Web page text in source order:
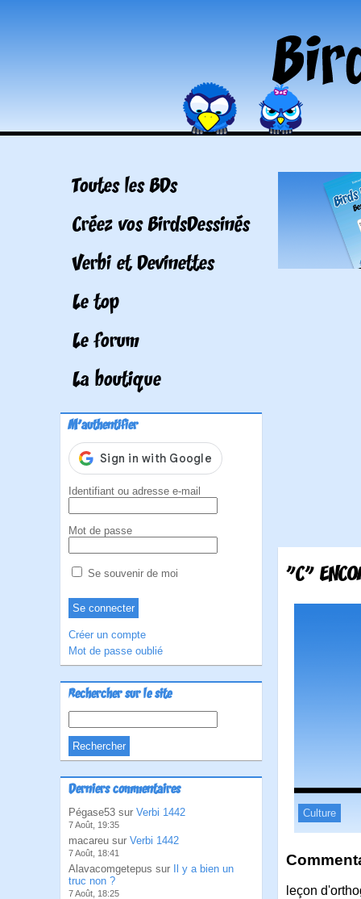
Toutes les BDs
Créez vos BirdsDessinés
Verbi et Devinettes
Le top
Le forum
La boutique
M'authentifier
Identifiant ou adresse e-mail
Mot de passe
Se souvenir de moi
Créer un compte
Mot de passe oublié
Rechercher sur le site
Derniers commentaires
Pégase53 sur Verbi 1442
7 Août, 19:35
macareu sur Verbi 1442
7 Août, 18:41
Alavacomgetepus sur
Il y a bien un
truc non ?
7 Août, 18:25
"C"
Culture
leçon